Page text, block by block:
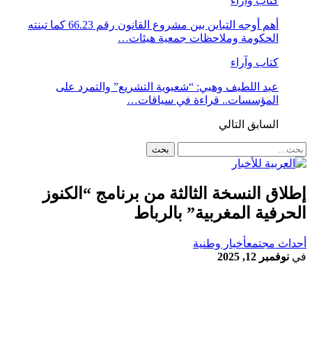
أهم أوجه التباين بين مشروع القانون رقم 66.23 كما تبنته
الحكومة وملاحظات جمعية هيئات…
كتاب وآراء
عبد اللطيف وهبي: “شعبوية التشريع” والتمرد على
المؤسسات.. قراءة في سياقات…
السابق التالي
إطلاق النسخة الثالثة من برنامج “الكنوز
الحرفية المغربية” بالرباط
أحداث مجتمعأخبار وطنية
في نوفمبر 12, 2025